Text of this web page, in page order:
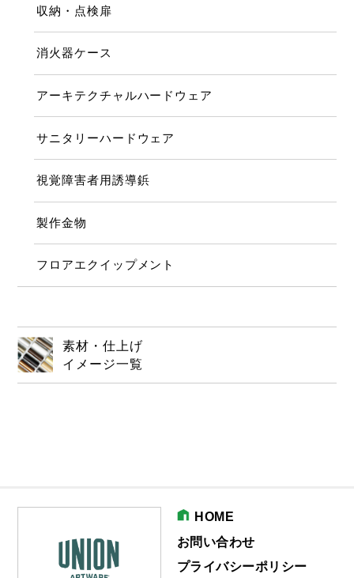
収納・点検扉
消火器ケース
アーキテクチャルハードウェア
サニタリーハードウェア
視覚障害者用誘導鋲
製作金物
フロアエクイップメント
素材・仕上げ
イメージ一覧
HOME
お問い合わせ
プライバシーポリシー